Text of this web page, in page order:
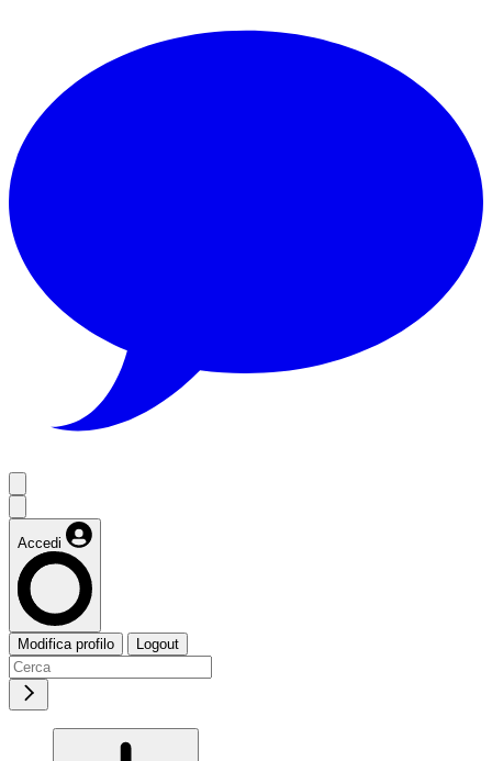
Accedi
Modifica profilo Logout